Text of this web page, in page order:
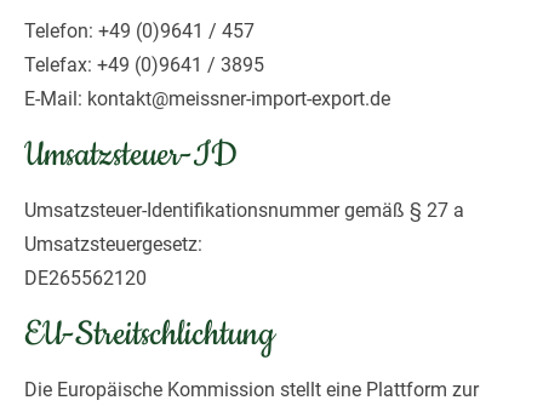
Telefon: +49 (0)9641 / 457
Telefax: +49 (0)9641 / 3895
E-Mail: kontakt@meissner-import-export.de
Umsatzsteuer-ID
Umsatzsteuer-Identifikationsnummer gemäß § 27 a
Umsatzsteuergesetz:
DE265562120
EU-Streitschlichtung
Die Europäische Kommission stellt eine Plattform zur